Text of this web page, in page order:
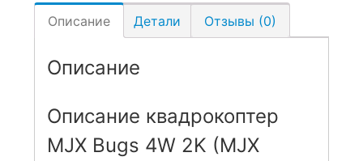
Описание Детали Отзывы (0)
Описание
Описание квадрокоптер
MJX Bugs 4W 2K (MJX